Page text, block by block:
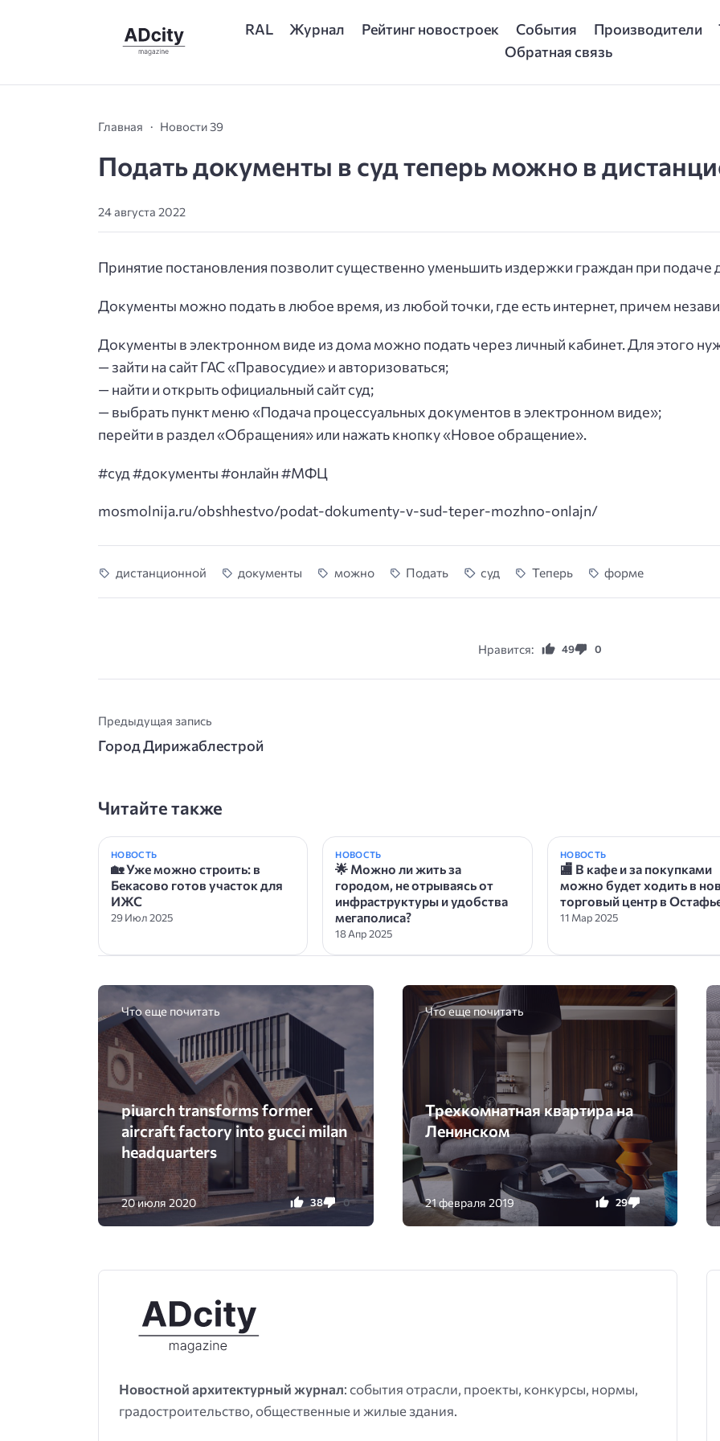
RAL Журнал Рейтинг новостроек События Производители
Обратная связь
Главная Новости 39
Подать документы в суд теперь можно в
24 августа 2022
Принятие постановления позволит существенно уменьшить издержки граждан при подаче
Документы можно подать в любое время, из любой точки, где есть интернет, причем
Документы в электронном виде из дома можно подать через личный кабинет. Для этого
— зайти на сайт ГАС «Правосудие» и авторизоваться;
— найти и открыть официальный сайт суд;
— выбрать пункт меню «Подача процессуальных документов в электронном виде»;
перейти в раздел «Обращения» или нажать кнопку «Новое обращение».
#суд #документы #онлайн #МФЦ
mosmolnija.ru/obshhestvo/podat-dokumenty-v-sud-teper-mozhno-onlajn/
дистанционной документы можно Подать суд Теперь форме
Нравится: 49 0
Предыдущая запись
Город Дирижаблестрой
Читайте также
НОВОСТЬ
🏡 Уже можно строить: в
Бекасово готов участок для
ИЖС
29 Июл 2025
НОВОСТЬ
🌟 Можно ли жить за
городом, не отрываясь от
инфраструктуры и удобства
мегаполиса?
18 Апр 2025
НОВОСТЬ
🏬 В кафе и за покупками
можно будет ходить в
торговый центр в
11 Мар 2025
Что еще почитать
piuarch transforms former
aircraft factory into gucci milan
headquarters
20 июля 2020 38 0
Что еще почитать
Трехкомнатная квартира на
Ленинском
21 февраля 2019 29 0
Новостной архитектурный журнал: события отрасли, проекты, конкурсы, нормы,
градостроительство, общественные и жилые здания.